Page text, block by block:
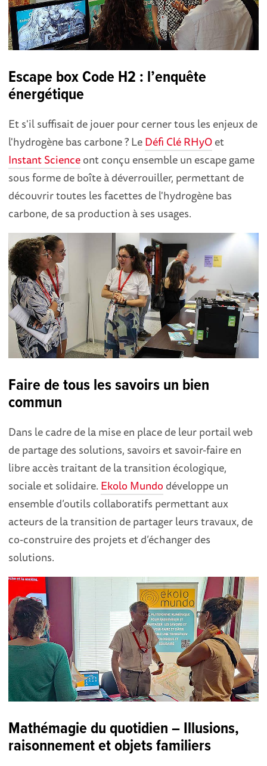
Escape box Code H2 : l’enquête
énergétique
Et s'il suffisait de jouer pour cerner tous les enjeux de
l'hydrogène bas carbone ? LeDéfi Clé RHyOet
Instant Scienceont conçu ensemble un escape game
sous forme de boîte à déverrouiller, permettant de
découvrir toutes les facettes de l'hydrogène bas
carbone, de sa production à ses usages.
Faire de tous les savoirs un bien
commun
Dans le cadre de la mise en place de leur portail web
de partage des solutions, savoirs et savoir-faire en
libre accès traitant de la transition écologique,
sociale et solidaire. Ekolo Mundo développe un
ensemble d’outils collaboratifs permettant aux
acteurs de la transition de partager leurs travaux, de
co-construire des projets et d’échanger des
solutions.
Mathémagie du quotidien – Illusions,
raisonnement et objets familiers